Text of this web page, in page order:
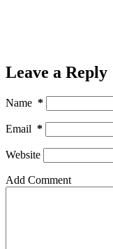
Leave a Reply
Name *
Email *
Website
Add Comment